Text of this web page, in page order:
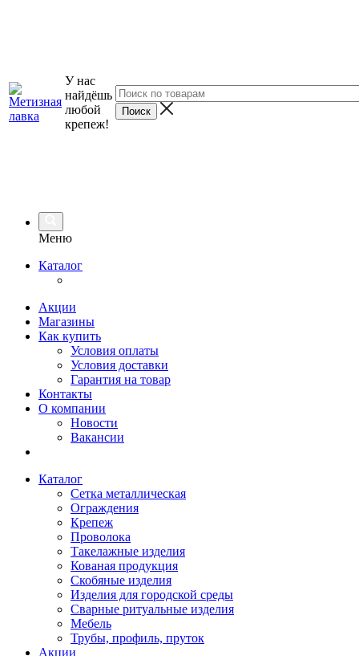
У нас
найдёшь
любой
крепеж!
Меню
Каталог
Акции
Магазины
Как купить
Условия оплаты
Условия доставки
Гарантия на товар
Контакты
О компании
Новости
Вакансии
Каталог
Сетка металлическая
Ограждения
Крепеж
Проволока
Такелажные изделия
Кованая продукция
Скобяные изделия
Изделия для городской среды
Сварные ритуальные изделия
Мебель
Трубы, профиль, пруток
Акции